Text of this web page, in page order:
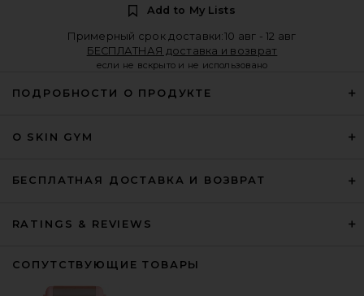
Add to My Lists
Примерный срок доставки:10 авг - 12 авг
БЕСПЛАТНАЯ доставка и возврат
если не вскрыто и не использовано
ПОДРОБНОСТИ О ПРОДУКТЕ
О SKIN GYM
БЕСПЛАТНАЯ ДОСТАВКА И ВОЗВРАТ
RATINGS & REVIEWS
СОПУТСТВУЮЩИЕ ТОВАРЫ